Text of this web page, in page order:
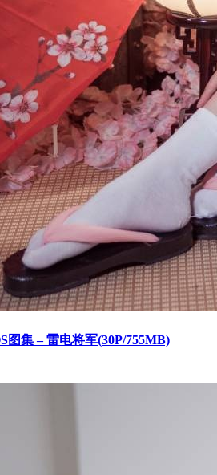
图集 – 雷电将军(30P/755MB)